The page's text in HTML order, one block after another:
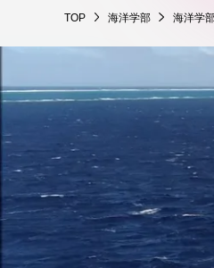
プ
部
TOP 海洋学部 海洋学
在学生・保護
大学の概要
大学の概要
理念・歴史